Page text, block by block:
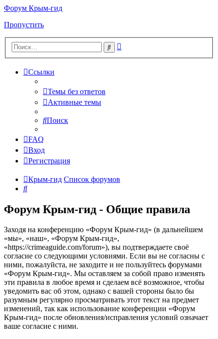
Форум Крым-гид
Пропустить
Поиск
Ссылки
Темы без ответов
Активные темы
Поиск
FAQ
Вход
Регистрация
Крым-гид Список форумов
Поиск
Форум Крым-гид - Общие правила
Заходя на конференцию «Форум Крым-гид» (в дальнейшем
«мы», «наш», «Форум Крым-гид»,
«https://crimeaguide.com/forum»), вы подтверждаете своё
согласие со следующими условиями. Если вы не согласны с
ними, пожалуйста, не заходите и не пользуйтесь форумами
«Форум Крым-гид». Мы оставляем за собой право изменять
эти правила в любое время и сделаем всё возможное, чтобы
уведомить вас об этом, однако с вашей стороны было бы
разумным регулярно просматривать этот текст на предмет
изменений, так как использование конференции «Форум
Крым-гид» после обновления/исправления условий означает
ваше согласие с ними.